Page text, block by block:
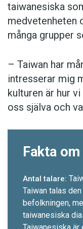
taiwanesiska
medvetenheten
många grupper
– Taiwan har
intresserar mig
kulturen är hur
oss själva och
Fakta
Antal talare:
Taiwan talas
befolkningen,
taiwanesiska